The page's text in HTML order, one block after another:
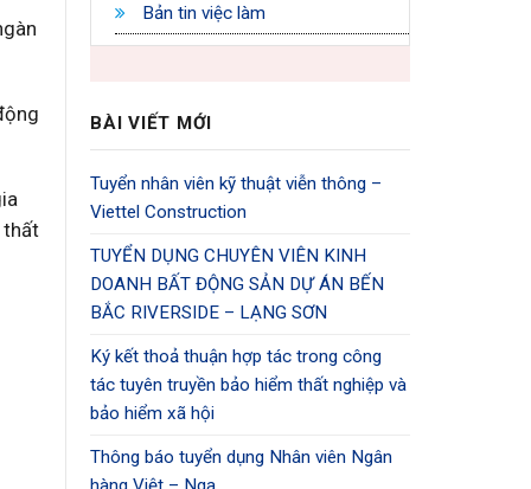
thất
Bản tin việc làm
BÀI VIẾT MỚI
Tuyển nhân viên kỹ thuật viễn thông –
Viettel Construction
TUYỂN DỤNG CHUYÊN VIÊN KINH
DOANH BẤT ĐỘNG SẢN DỰ ÁN BẾN
BẮC RIVERSIDE – LẠNG SƠN
Ký kết thoả thuận hợp tác trong công
tác tuyên truyền bảo hiểm thất nghiệp và
bảo hiểm xã hội
Thông báo tuyển dụng Nhân viên Ngân